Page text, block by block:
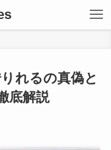
れるの真偽と
底解説